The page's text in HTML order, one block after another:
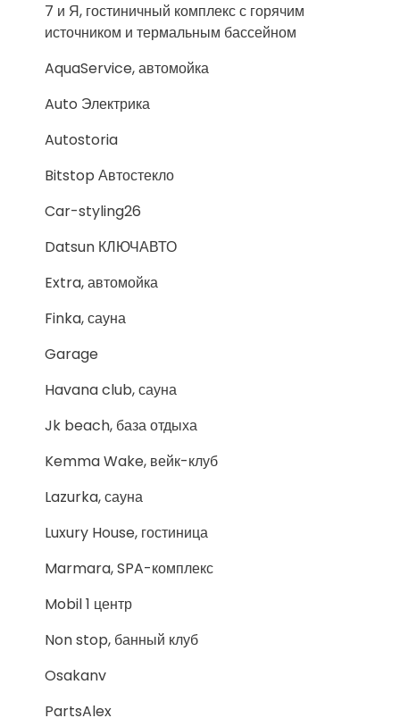
7 и Я, гостиничный комплекс с горячим
источником и термальным бассейном
AquaService, автомойка
Auto Электрика
Autostoria
Bitstop Автостекло
Car-styling26
Datsun КЛЮЧАВТО
Extra, автомойка
Finka, сауна
Garage
Havana club, сауна
Jk beach, база отдыха
Kemma Wake, вейк-клуб
Lazurka, сауна
Luxury House, гостиница
Marmara, SPA-комплекс
Mobil 1 центр
Non stop, банный клуб
Osakanv
PartsAlex